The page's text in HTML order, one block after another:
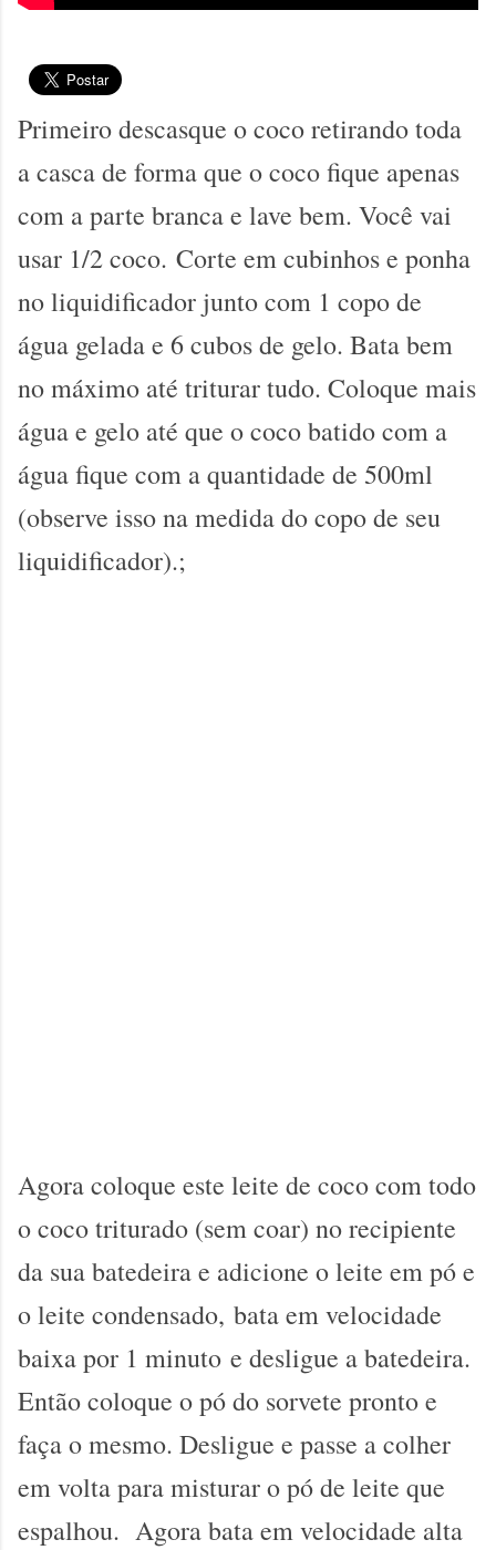
Primeiro descasque o coco retirando toda
a casca de forma que o coco fique apenas
com a parte branca e lave bem. Você vai
usar 1/2 coco. Corte em cubinhos e ponha
no liquidificador junto com 1 copo de
água gelada e 6 cubos de gelo. Bata bem
no máximo até triturar tudo. Coloque mais
água e gelo até que o coco batido com a
água fique com a quantidade de 500ml
(observe isso na medida do copo de seu
liquidificador).;
Agora coloque este leite de coco com todo
o coco triturado (sem coar) no recipiente
da sua batedeira e adicione o leite em pó e
o leite condensado, bata em velocidade
baixa por 1 minuto e desligue a batedeira.
Então coloque o pó do sorvete pronto e
faça o mesmo. Desligue e passe a colher
em volta para misturar o pó de leite que
espalhou. Agora bata em velocidade alta